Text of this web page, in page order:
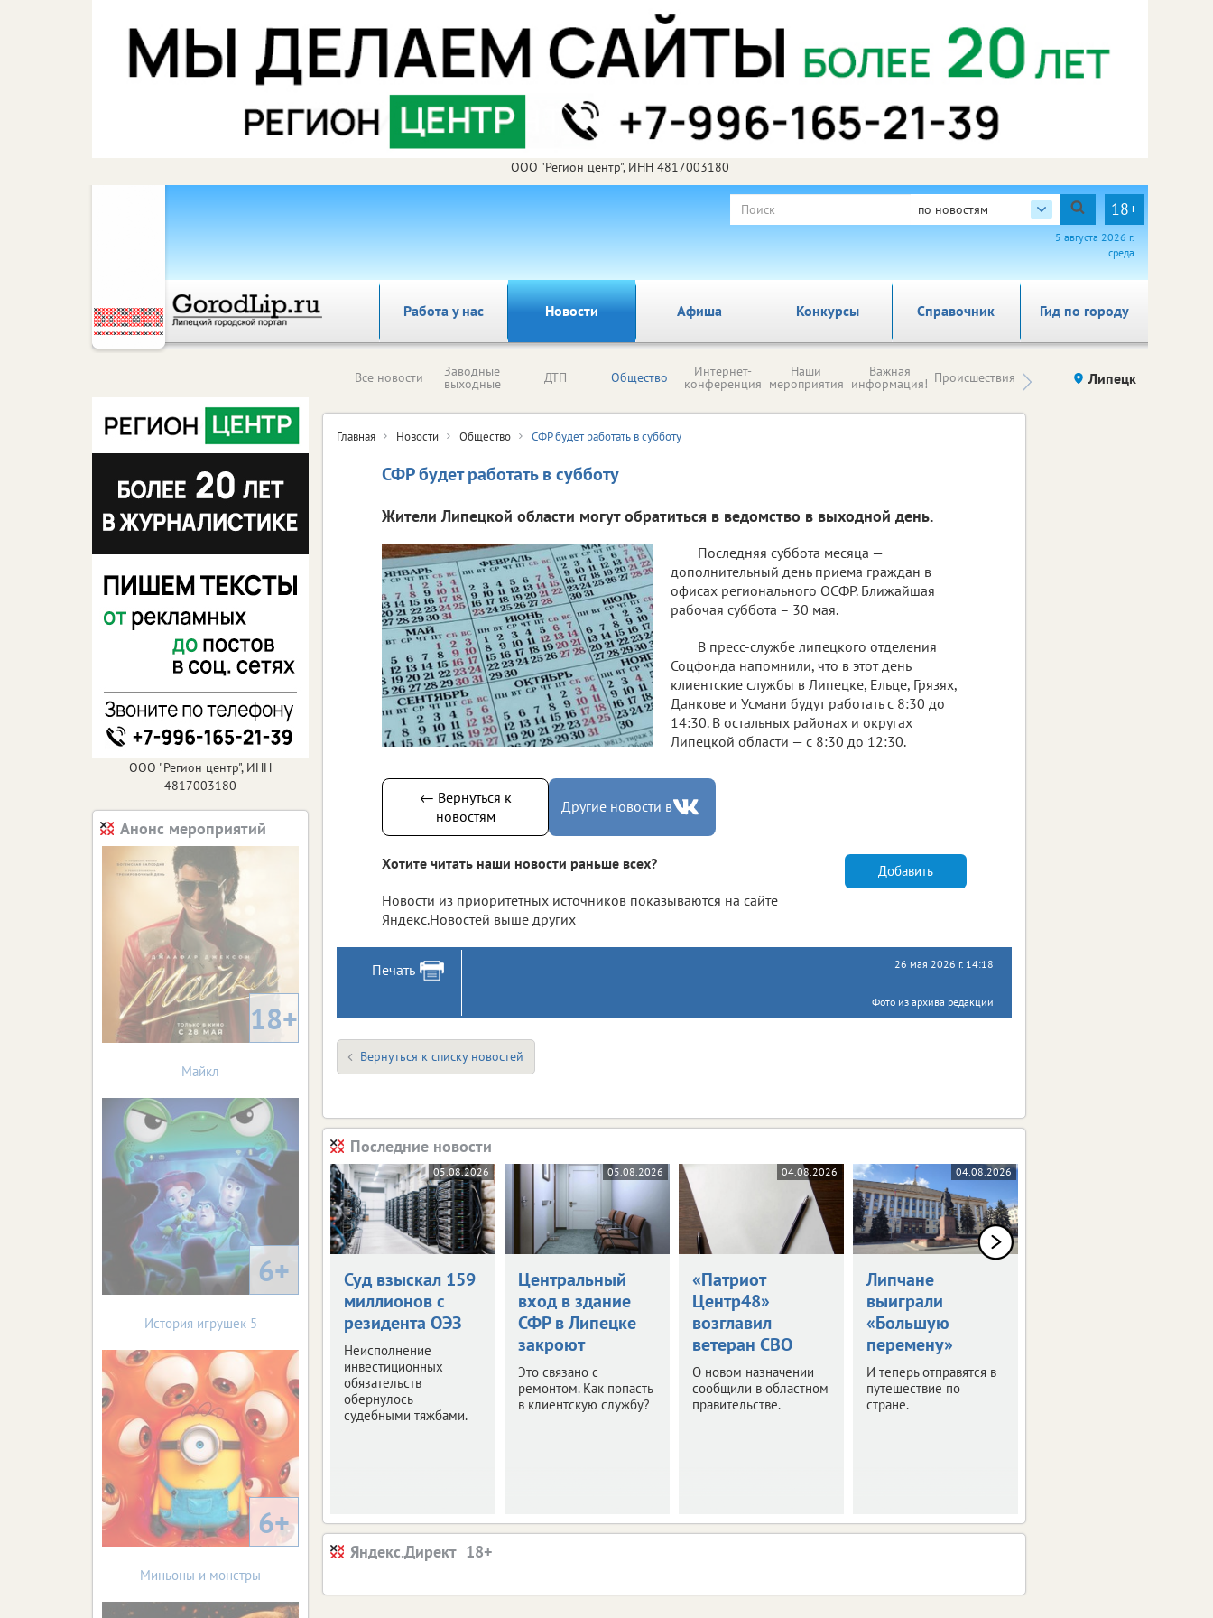
ООО "Регион центр", ИНН 4817003180
по новостям 18+
5 августа 2026 г.
среда
Работа у нас Новости Афиша Справочник Гид по городу
Конкурсы
Все новости Заводные
выходные ДТП Общество Интернет-
конференция
Наши
мероприятия
Важная
информация! Происшествия Здоровье компаний (на
правах
Липецк
Главная Новости Общество СФР будет работать в субботу
СФР будет работать в субботу
Жители Липецкой области могут обратиться в ведомство в выходной день.
Последняя суббота месяца —
дополнительный день приема граждан в
офисах регионального ОСФР. Ближайшая
рабочая суббота – 30 мая.
В пресс-службе липецкого отделения
Соцфонда напомнили, что в этот день
клиентские службы в Липецке, Ельце, Грязях,
Данкове и Усмани будут работать с 8:30 до
14:30. В остальных районах и округах
Липецкой области — с 8:30 до 12:30.
← Вернуться к
новостям
Другие новости в
Хотите читать наши новости раньше всех?
Новости из приоритетных источников показываются на сайте
Яндекс.Новостей выше других
Добавить
Печать 26 мая 2026 г. 14:18
Фото из архива редакции
Вернуться к списку новостей
Последние новости
05.08.2026
Суд взыскал 159
миллионов с
резидента ОЭЗ
Неисполнение
инвестиционных
обязательств
обернулось
судебными тяжбами.
05.08.2026
Центральный
вход в здание
СФР в Липецке
закроют
Это связано с
ремонтом. Как попасть
в клиентскую службу?
04.08.2026
«Патриот
Центр48»
возглавил
ветеран СВО
О новом назначении
сообщили в областном
правительстве.
04.08.2026
Липчане
выиграли
«Большую
перемену»
И теперь отправятся в
путешествие по
стране.
Яндекс.Директ
ООО "Регион центр", ИНН
4817003180
Анонс мероприятий
18+
Майкл
6+
История игрушек 5
6+
Миньоны и монстры